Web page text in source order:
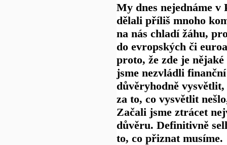
My dnes nejednáme v
dělali příliš mnoho
na nás chladí žáhu,
do evropských či
proto, že zde je
jsme nezvládli
důvěryhodně
za to, co vysvětlit
Začali jsme ztrácet
důvěru. Definitivně
to, co přiznat musíme.